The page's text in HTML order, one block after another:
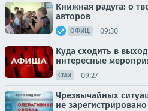
Книжная радуга: о
авторов
ОФИЦ. 09:30
Куда сходить в
интересные
СМИ 09:27
Чрезвычайных
не зарегистрировано